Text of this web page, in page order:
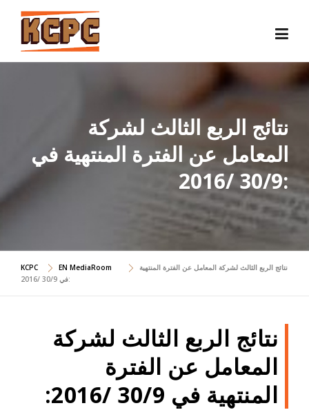
Skip
content
نتائج الربع الثالث لشركة
المعامل عن الفترة المنتهية في
30/9 /2016:
KCPC EN MediaRoom
نتائج الربع الثالث لشركة المعامل عن الفترة المنتهية
في 30/9 /2016:
نتائج الربع الثالث لشركة
المعامل عن الفترة
المنتهية في 30/9 /2016: